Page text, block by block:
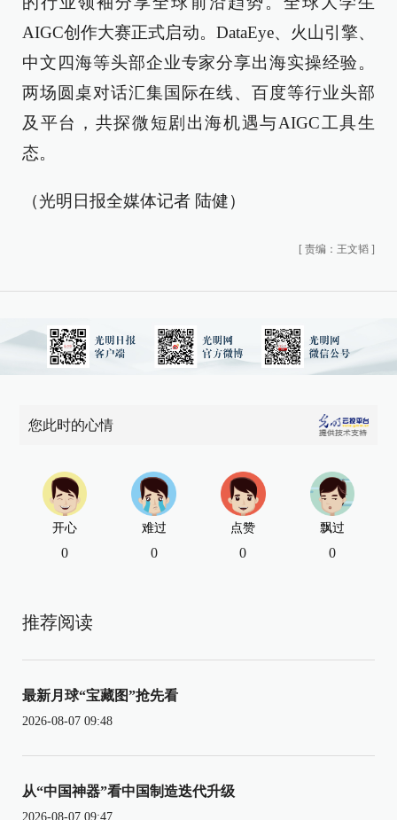
AIGC创作大赛正式启动。DataEye、火山引擎、
中文四海等头部企业专家分享出海实操经验。
两场圆桌对话汇集国际在线、百度等行业头部
及平台，共探微短剧出海机遇与AIGC工具生
态。
（光明日报全媒体记者 陆健）
[ 责编：王文韬 ]
您此时的心情
开心
0
难过
0
点赞
0
飘过
0
推荐阅读
最新月球“宝藏图”抢先看
2026-08-07 09:48
从“中国神器”看中国制造迭代升级
2026-08-07 09:47